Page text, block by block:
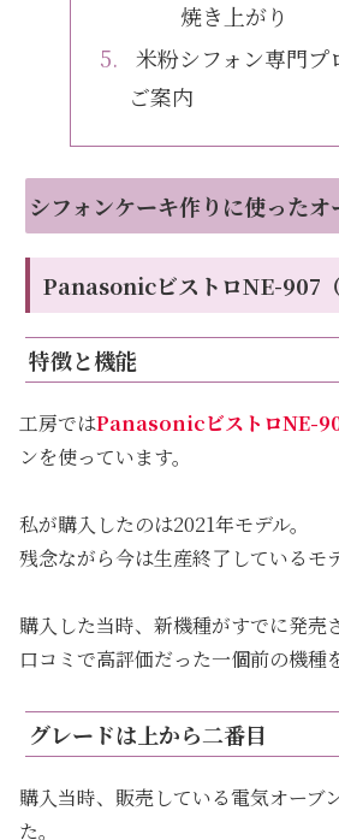
焼き上がり
米粉シフォン専門プ
ご案内
シフォンケーキ作りに使ったオ
PanasonicビストロNE-907（
特徴と機能
工房ではPanasonicビストロNE-
ンを使っています。
私が購入したのは2021年モデル。
残念ながら今は生産終了しているモ
購入した当時、新機種がすでに発売
口コミで高評価だった一個前の機種
グレードは上から二番目
購入当時、販売している電気オーブ
た。